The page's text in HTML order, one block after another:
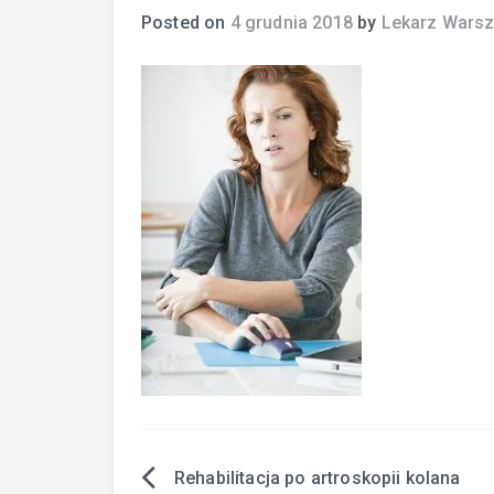
Posted on 4 grudnia 2018by Lekarz
Rehabilitacja po artroskopii kolana